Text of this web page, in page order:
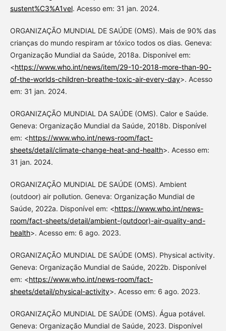
sustent%C3%A1vel. Acesso em: 31 jan. 2024.
ORGANIZAÇÃO MUNDIAL DE SAÚDE (OMS). Mais de 90% das
crianças do mundo respiram ar tóxico todos os dias. Geneva:
Organização Mundial da Saúde, 2018a. Disponível em:
<https://www.who.int/news/item/29-10-2018-more-than-90-
of-the-worlds-children-breathe-toxic-air-every-day>. Acesso
em: 31 jan. 2024.
ORGANIZAÇÃO MUNDIAL DA SAÚDE (OMS). Calor e Saúde.
Geneva: Organização Mundial da Saúde, 2018b. Disponível
em: <https://www.who.int/news-room/fact-
sheets/detail/climate-change-heat-and-health>. Acesso em:
31 jan. 2024.
ORGANIZAÇÃO MUNDIAL DE SAÚDE (OMS). Ambient
(outdoor) air pollution. Geneva: Organização Mundial de
Saúde, 2022a. Disponível em: <https://www.who.int/news-
room/fact-sheets/detail/ambient-(outdoor)-air-quality-and-
health>. Acesso em: 6 ago. 2023.
ORGANIZAÇÃO MUNDIAL DE SAÚDE (OMS). Physical activity.
Geneva: Organização Mundial de Saúde, 2022b. Disponível
em: <https://www.who.int/news-room/fact-
sheets/detail/physical-activity>. Acesso em: 6 ago. 2023.
ORGANIZAÇÃO MUNDIAL DE SAÚDE (OMS). Água potável.
Geneva: Organização Mundial de Saúde, 2023. Disponível